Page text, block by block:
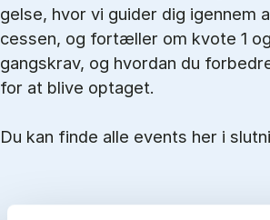
gel­se, hvor vi gu­i­der dig igen­nem
ces­sen, og for­tæl­ler om kvo­te 1
gangs­krav, og hvordan du
for at blive optaget.
Du kan finde alle events her i